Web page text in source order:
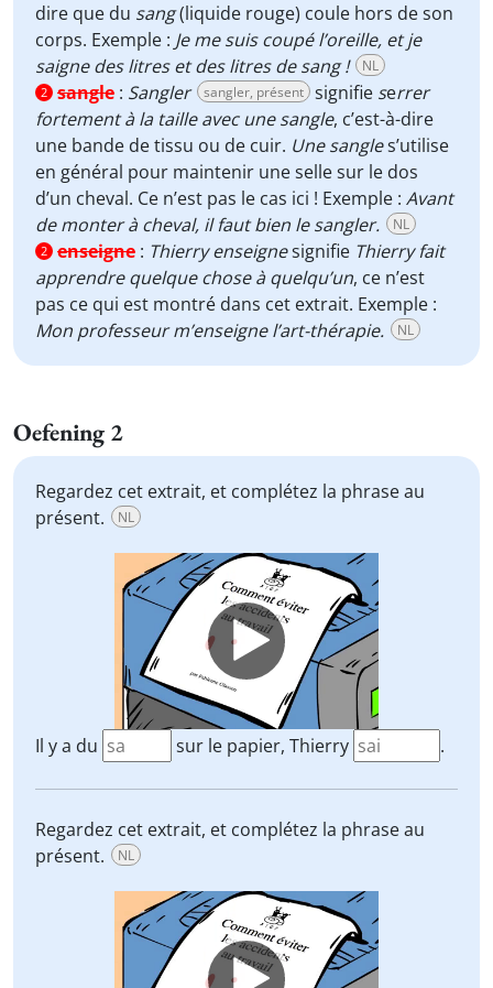
dire que du sang(liquide rouge) coule hors de son
corps. Exemple : Je me suis coupé l’oreille, et je
saigne des litres et des litres de sang !
NL
2 sangle : Sangler sangler, présent signifie serrer
fortement à la taille avec une sangle, c’est-à-dire
une bande de tissu ou de cuir. Une sangles’utilise
en général pour maintenir une selle sur le dos
d’un cheval. Ce n’est pas le cas ici ! Exemple : Avant
de monter à cheval, il faut bien le sangler.
NL
2 enseigne : Thierry enseignesignifie Thierry fait
apprendre quelque chose à quelqu’un, ce n’est
pas ce qui est montré dans cet extrait. Exemple :
Mon professeur m’enseigne l’art-thérapie.
NL
Oefening 2
Regardez cet extrait, et complétez la phrase au
présent.
NL
Video
Player
Il y a du sur le papier, Thierry .
Regardez cet extrait, et complétez la phrase au
présent.
NL
Video
Player